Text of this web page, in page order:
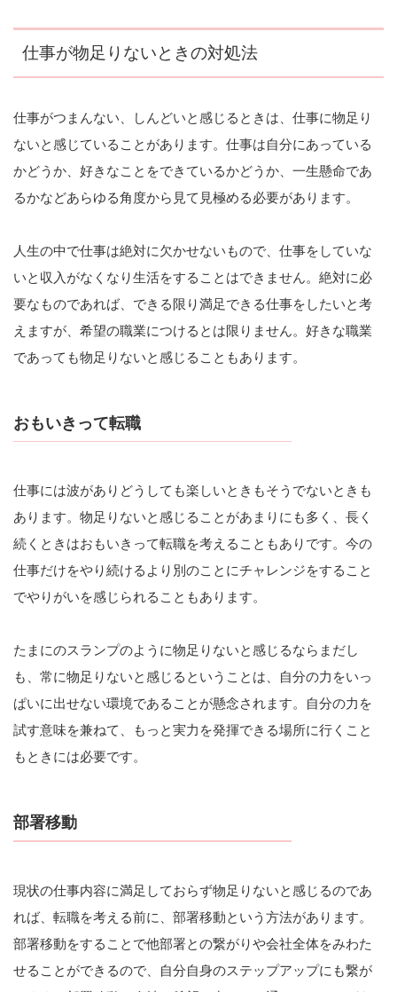
仕事が物足りないときの対処法
仕事がつまんない、しんどいと感じるときは、仕事に物足り
ないと感じていることがあります。仕事は自分にあっている
かどうか、好きなことをできているかどうか、一生懸命であ
るかなどあらゆる角度から見て見極める必要があります。
人生の中で仕事は絶対に欠かせないもので、仕事をしていな
いと収入がなくなり生活をすることはできません。絶対に必
要なものであれば、できる限り満足できる仕事をしたいと考
えますが、希望の職業につけるとは限りません。好きな職業
であっても物足りないと感じることもあります。
おもいきって転職
仕事には波がありどうしても楽しいときもそうでないときも
あります。物足りないと感じることがあまりにも多く、長く
続くときはおもいきって転職を考えることもありです。今の
仕事だけをやり続けるより別のことにチャレンジをすること
でやりがいを感じられることもあります。
たまにのスランプのように物足りないと感じるならまだし
も、常に物足りないと感じるということは、自分の力をいっ
ぱいに出せない環境であることが懸念されます。自分の力を
試す意味を兼ねて、もっと実力を発揮できる場所に行くこと
もときには必要です。
部署移動
現状の仕事内容に満足しておらず物足りないと感じるのであ
れば、転職を考える前に、部署移動という方法があります。
部署移動をすることで他部署との繋がりや会社全体をみわた
せることができるので、自分自身のステップアップにも繋が